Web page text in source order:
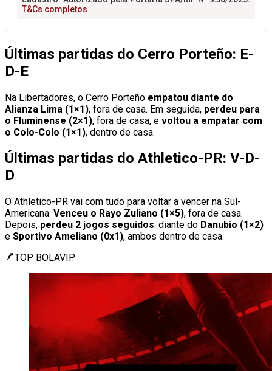
Últimas partidas do Cerro Porteño: E-
D-E
Na Libertadores, o Cerro Porteño empatou diante do
Alianza Lima (1×1), fora de casa. Em seguida, perdeu para
o Fluminense (2×1), fora de casa, e voltou a empatar com
o Colo-Colo (1×1), dentro de casa.
Últimas partidas do Athletico-PR: V-D-
D
O Athletico-PR vai com tudo para voltar a vencer na Sul-
Americana. Venceu o Rayo Zuliano (1×5), fora de casa.
Depois, perdeu 2 jogos seguidos: diante do Danubio (1×2)
e Sportivo Ameliano (0x1), ambos dentro de casa.
TOP BOLAVIP